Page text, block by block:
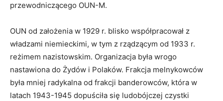
przewodniczącego OUN-M.
OUN od założenia w 1929 r. blisko współpracował z
władzami niemieckimi, w tym z rządzącym od 1933 r.
reżimem nazistowskim. Organizacja była wrogo
nastawiona do Żydów i Polaków. Frakcja melnykowców
była mniej radykalna od frakcji banderowców, która w
latach 1943-1945 dopuściła się ludobójczej czystki